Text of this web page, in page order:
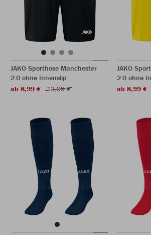
JAKO Sporthose Manchester
2.0 ohne Innenslip
ab 8,99 €
13,99 €
JAKO
2.0 ohne
ab 8,99 €